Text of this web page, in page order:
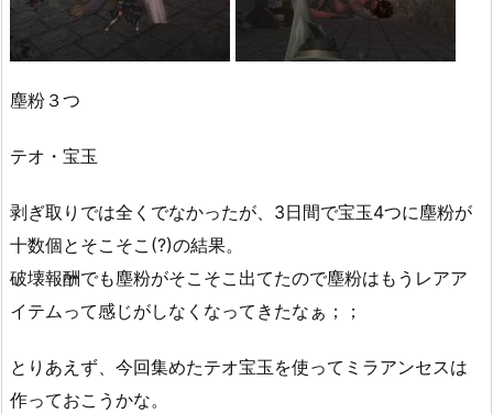
塵粉３つ
テオ・宝玉
剥ぎ取りでは全くでなかったが、3日間で宝玉4つに塵粉が
十数個とそこそこ(?)の結果。
破壊報酬でも塵粉がそこそこ出てたので塵粉はもうレアア
イテムって感じがしなくなってきたなぁ；；
とりあえず、今回集めたテオ宝玉を使ってミラアンセスは
作っておこうかな。